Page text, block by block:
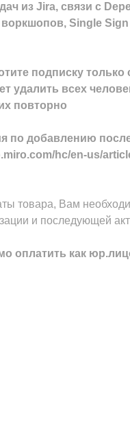
из Jira, связи с
Single Sign
подписку
удалить всех
повторно
по добавлению
hc/en-us/
товара, Вам
и последующей
оплатить как